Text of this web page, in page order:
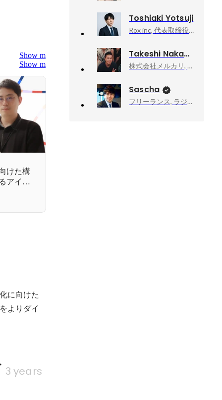
Show more
Show more
けた構
アイ・
に向けた
よりダイ
3 years
Toshiaki Yotsuji
Rox inc, 代表取締役 CEO / CMO
Takeshi Nakamura
株式会社メルカリ, Business Development Specialist
Sascha
フリーランス, ラジオDJ・ナビゲーター